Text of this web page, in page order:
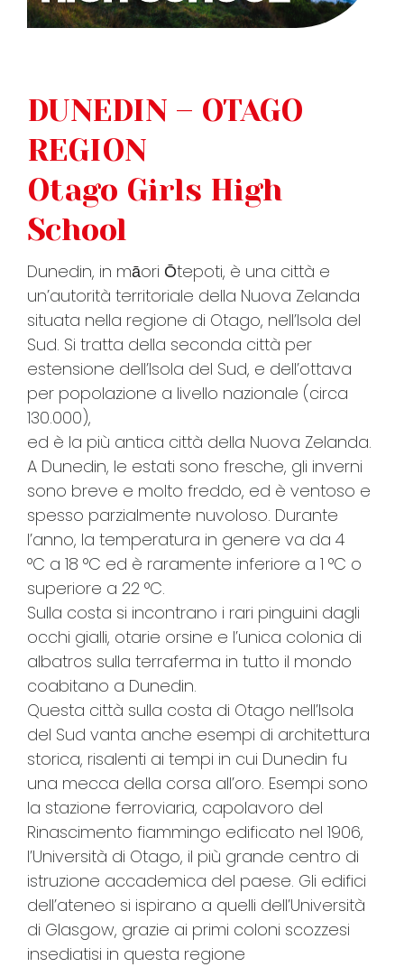
VIDEO
CONTATTI
DUNEDIN – OTAGO
REGION
Otago Girls High
School
Dunedin, in māori Ōtepoti, è una città e
un’autorità territoriale della Nuova Zelanda
situata nella regione di Otago, nell’Isola del
Sud. Si tratta della seconda città per
estensione dell’Isola del Sud, e dell’ottava
per popolazione a livello nazionale (circa
130.000),
ed è la più antica città della Nuova Zelanda.
A Dunedin, le estati sono fresche, gli inverni
sono breve e molto freddo, ed è ventoso e
spesso parzialmente nuvoloso. Durante
l’anno, la temperatura in genere va da 4
°C a 18 °C ed è raramente inferiore a 1 °C o
superiore a 22 °C.
Sulla costa si incontrano i rari pinguini dagli
occhi gialli, otarie orsine e l’unica colonia di
albatros sulla terraferma in tutto il mondo
coabitano a Dunedin.
Questa città sulla costa di Otago nell’Isola
del Sud vanta anche esempi di architettura
storica, risalenti ai tempi in cui Dunedin fu
una mecca della corsa all’oro. Esempi sono
la stazione ferroviaria, capolavoro del
Rinascimento fiammingo edificato nel 1906,
l’Università di Otago, il più grande centro di
istruzione accademica del paese. Gli edifici
dell’ateneo si ispirano a quelli dell’Università
di Glasgow, grazie ai primi coloni scozzesi
insediatisi in questa regione